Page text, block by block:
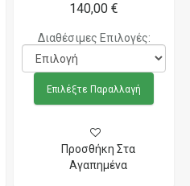
140,00 €
Διαθέσιμες Επιλογές:
Επιλέξτε Παραλλαγή
Προσθήκη Στα
Αγαπημένα